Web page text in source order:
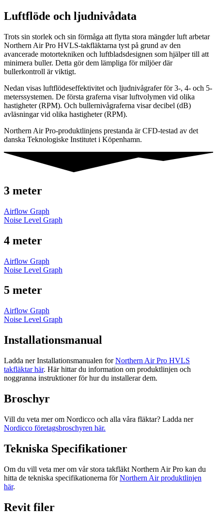
Luftflöde och ljudnivådata
Trots sin storlek och sin förmåga att flytta stora mängder luft arbetar
Northern Air Pro HVLS-takfläktarna tyst på grund av den
avancerade motortekniken och luftbladsdesignen som hjälper till att
minimera buller. Detta gör dem lämpliga för miljöer där
bullerkontroll är viktigt.
Nedan visas luftflödeseffektivitet och ljudnivågrafer för 3-, 4- och 5-
meterssystemen. De första graferna visar luftvolymen vid olika
hastigheter (RPM). Och bullernivågraferna visar decibel (dB)
avläsningar vid olika hastigheter (RPM).
Northern Air Pro-produktlinjens prestanda är CFD-testad av det
danska Teknologiske Institutet i Köpenhamn.
3 meter
Airflow Graph
Noise Level Graph
4 meter
Airflow Graph
Noise Level Graph
5 meter
Airflow Graph
Noise Level Graph
Installationsmanual
Ladda ner Installationsmanualen forNorthern Air Pro HVLS
takfläktar här. Här hittar du information om produktlinjen och
noggranna instruktioner för hur du installerar dem.
Broschyr
Vill du veta mer om Nordicco och alla våra fläktar? Ladda ner
Nordicco företagsbroschyren här.
Tekniska Specifikationer
Om du vill veta mer om vår stora takfläkt Northern Air Pro kan du
hitta de tekniska specifikationerna förNorthern Air produktlinjen
här.
Revit filer